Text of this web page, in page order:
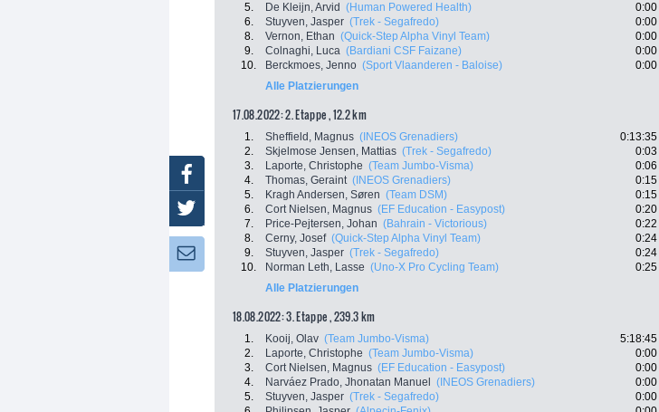
5.
De Kleijn, Arvid (Human Powered Health)
0:00
6.
Stuyven, Jasper (Trek - Segafredo)
0:00
8.
Vernon, Ethan (Quick-Step Alpha Vinyl Team)
0:00
9.
Colnaghi, Luca (Bardiani CSF Faizane)
0:00
10.
Berckmoes, Jenno (Sport Vlaanderen - Baloise)
0:00
Alle Platzierungen
17.08.2022: 2. Etappe , 12.2 km
1. Sheffield, Magnus (INEOS Grenadiers)
0:13:35
2.
Skjelmose Jensen, Mattias (Trek - Segafredo)
0:03
3.
Laporte, Christophe (Team Jumbo-Visma)
0:06
4.
Thomas, Geraint (INEOS Grenadiers)
0:15
5.
Kragh Andersen, Søren (Team DSM)
0:15
6.
Cort Nielsen, Magnus (EF Education - Easypost)
0:20
7.
Price-Pejtersen, Johan (Bahrain - Victorious)
0:22
8.
Cerny, Josef (Quick-Step Alpha Vinyl Team)
0:24
9.
Stuyven, Jasper (Trek - Segafredo)
0:24
10.
Norman Leth, Lasse (Uno-X Pro Cycling Team)
0:25
Alle Platzierungen
18.08.2022: 3. Etappe , 239.3 km
1. Kooij, Olav (Team Jumbo-Visma)
5:18:45
2.
Laporte, Christophe (Team Jumbo-Visma)
0:00
3.
Cort Nielsen, Magnus (EF Education - Easypost)
0:00
4.
Narváez Prado, Jhonatan Manuel (INEOS Grenadiers)
0:00
5.
Stuyven, Jasper (Trek - Segafredo)
0:00
Facebook
Twitter
Newsletter: